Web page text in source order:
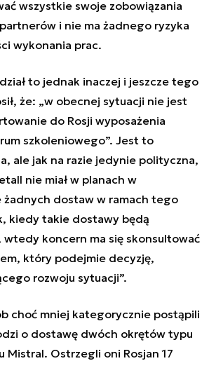
wszystkie swoje zobowiązania
i nie ma żadnego ryzyka
wykonania prac.
to jednak inaczej i jeszcze tego
że: „w obecnej sytuacji nie jest
do Rosji wyposażenia
szkoleniowego”. Jest to
ale jak na razie jedynie polityczna,
nie miał w planach w
żadnych dostaw w ramach tego
kiedy takie dostawy będą
koncern ma się skonsultować
który podejmie decyzję,
rozwoju sytuacji”.
choć mniej kategorycznie postąpili
o dostawę dwóch okrętów typu
Ostrzegli oni Rosjan 17